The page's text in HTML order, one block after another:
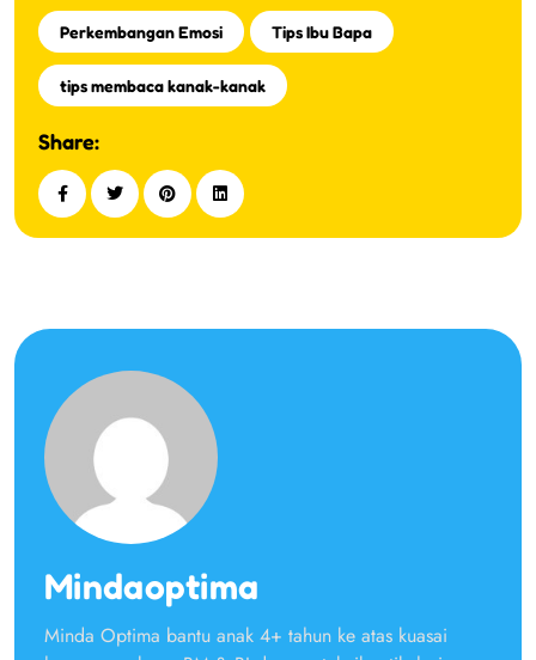
Perkembangan Emosi Tips Ibu Bapa
tips membaca kanak-kanak
Share:
Mindaoptima
Minda Optima bantu anak 4+ tahun ke atas kuasai